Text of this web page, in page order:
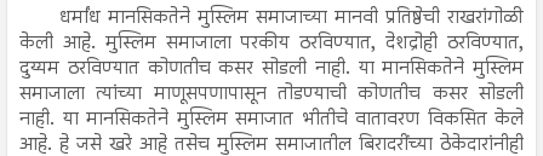
धर्मांध मानसिकतेने मुस्लिम समाजाच्या मानवी प्रतिष्ठेची राखरांगोळी
केली आहे. मुस्लिम समाजाला परकीय ठरविण्यात, देशद्रोही ठरविण्यात,
दुय्यम ठरविण्यात कोणतीच कसर सोडली नाही. या मानसिकतेने मुस्लिम
समाजाला त्यांच्या माणूसपणापासून तोडण्याची कोणतीच कसर सोडली
नाही. या मानसिकतेने मुस्लिम समाजात भीतीचे वातावरण विकसित केले
आहे. हे जसे खरे आहे तसेच मुस्लिम समाजातील बिरादरींच्या ठेकेदारांनीही